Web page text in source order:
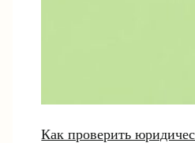
Как проверить